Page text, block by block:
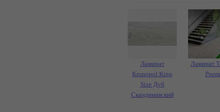
Ламинат
Kronopol King
Size Дуб
Скандинавский
Ламинат
Poem